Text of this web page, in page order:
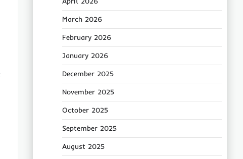
March 2026
February 2026
January 2026
December 2025
November 2025
October 2025
September 2025
August 2025